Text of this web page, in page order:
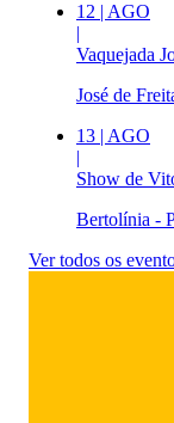
12 | AGO
|
Vaquejada
José de
13 | AGO
|
Show de
Bertolínia -
Ver todos os